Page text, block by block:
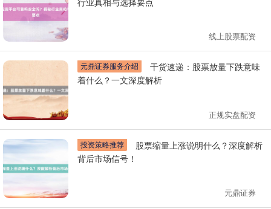
线上股票配资
元鼎证券服务介绍
着什么？一文深度解析
正规实盘配资
投资策略推荐
背后市场信号！
元鼎证券